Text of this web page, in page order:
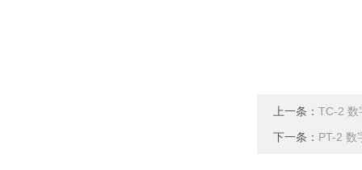
上一条： TC-2 数
下一条： PT-2 数